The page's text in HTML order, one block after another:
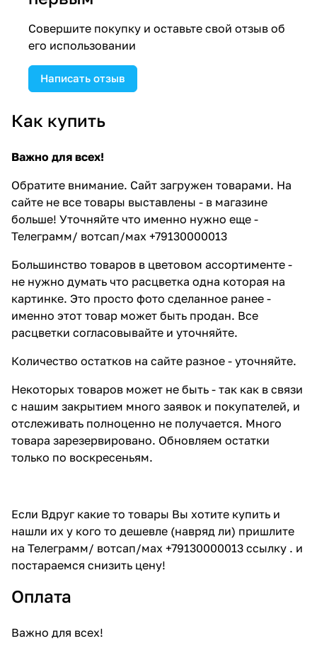
Совершите покупку и оставьте свой отзыв об
его использовании
Написать отзыв
Как купить
Важно для всех!
Обратите внимание. Сайт загружен товарами. На
сайте не все товары выставлены - в магазине
больше! Уточняйте что именно нужно еще -
Телеграмм/ вотсап/мах +79130000013
Большинство товаров в цветовом ассортименте -
не нужно думать что расцветка одна которая на
картинке. Это просто фото сделанное ранее -
именно этот товар может быть продан. Все
расцветки согласовывайте и уточняйте.
Количество остатков на сайте разное - уточняйте.
Некоторых товаров может не быть - так как в связи
с нашим закрытием много заявок и покупателей, и
отслеживать полноценно не получается. Много
товара зарезервировано. Обновляем остатки
только по воскресеньям.
Если Вдруг какие то товары Вы хотите купить и
нашли их у кого то дешевле (навряд ли) пришлите
на Телеграмм/ вотсап/мах +79130000013 ссылку . и
постараемся снизить цену!
Оплата
Важно для всех!